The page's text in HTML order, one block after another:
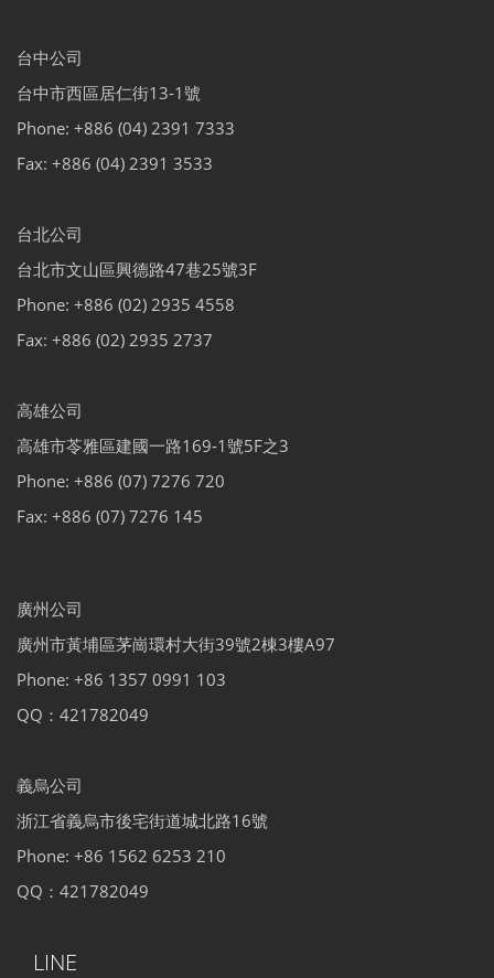
台中公司
台中市西區居仁街13-1號
Phone: +886 (04) 2391 7333
Fax: +886 (04) 2391 3533
台北公司
台北市文山區興德路47巷25號3F
Phone: +886 (02) 2935 4558
Fax: +886 (02) 2935 2737
高雄公司
高雄市苓雅區建國一路169-1號5F之3
Phone: +886 (07) 7276 720
Fax: +886 (07) 7276 145
廣州公司
廣州市黃埔區茅崗環村大街39號2棟3樓A97
Phone: +86 1357 0991 103
QQ：421782049
義烏公司
浙江省義烏市後宅街道城北路16號
Phone: +86 1562 6253 210
QQ：421782049
LINE